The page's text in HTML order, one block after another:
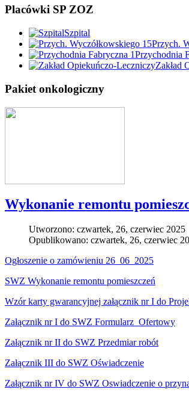
Placówki SP ZOZ
Szpital
Przych.
Przychodnia
Zakład
Pakiet onkologiczny
Wykonanie remontu
Utworzono: czwartek, 26, czerwiec 2025
Opublikowano: czwartek, 26, czerwiec
Ogłoszenie o zamówieniu 26_06_2025
SWZ Wykonanie remontu pomieszczeń
Wzór karty gwarancyjnej załącznik nr I do
Załącznik nr I do SWZ Formularz_Ofertowy
Załącznik nr II do SWZ Przedmiar robót
Załącznik III do SWZ Oświadczenie
Załącznik nr IV do SWZ Oswiadczenie o